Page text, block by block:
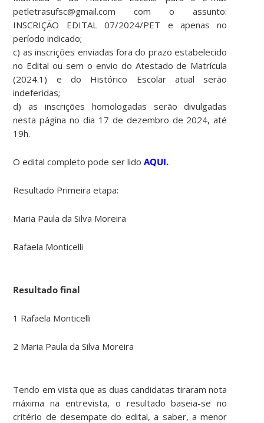
petletrasufsc@gmail.com com o assunto:
INSCRIÇÃO EDITAL 07/2024/PET e apenas no
período indicado;
c) as inscrições enviadas fora do prazo estabelecido
no Edital ou sem o envio do Atestado de Matrícula
(2024.1) e do Histórico Escolar atual serão
indeferidas;
d) as inscrições homologadas serão divulgadas
nesta página no dia 17 de dezembro de 2024, até
19h.
O edital completo pode ser lidoAQUI.
Resultado Primeira etapa:
Maria Paula da Silva Moreira
Rafaela Monticelli
Resultado final
1 Rafaela Monticelli
2 Maria Paula da Silva Moreira
Tendo em vista que as duas candidatas tiraram nota
máxima na entrevista, o resultado baseia-se no
critério de desempate do edital, a saber, a menor